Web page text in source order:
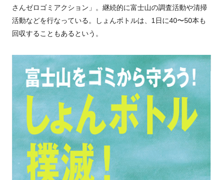
さんゼロゴミアクション」。継続的に富士山の調査活動や清掃
活動などを行なっている。しょんボトルは、1日に40〜50本も
回収することもあるという。